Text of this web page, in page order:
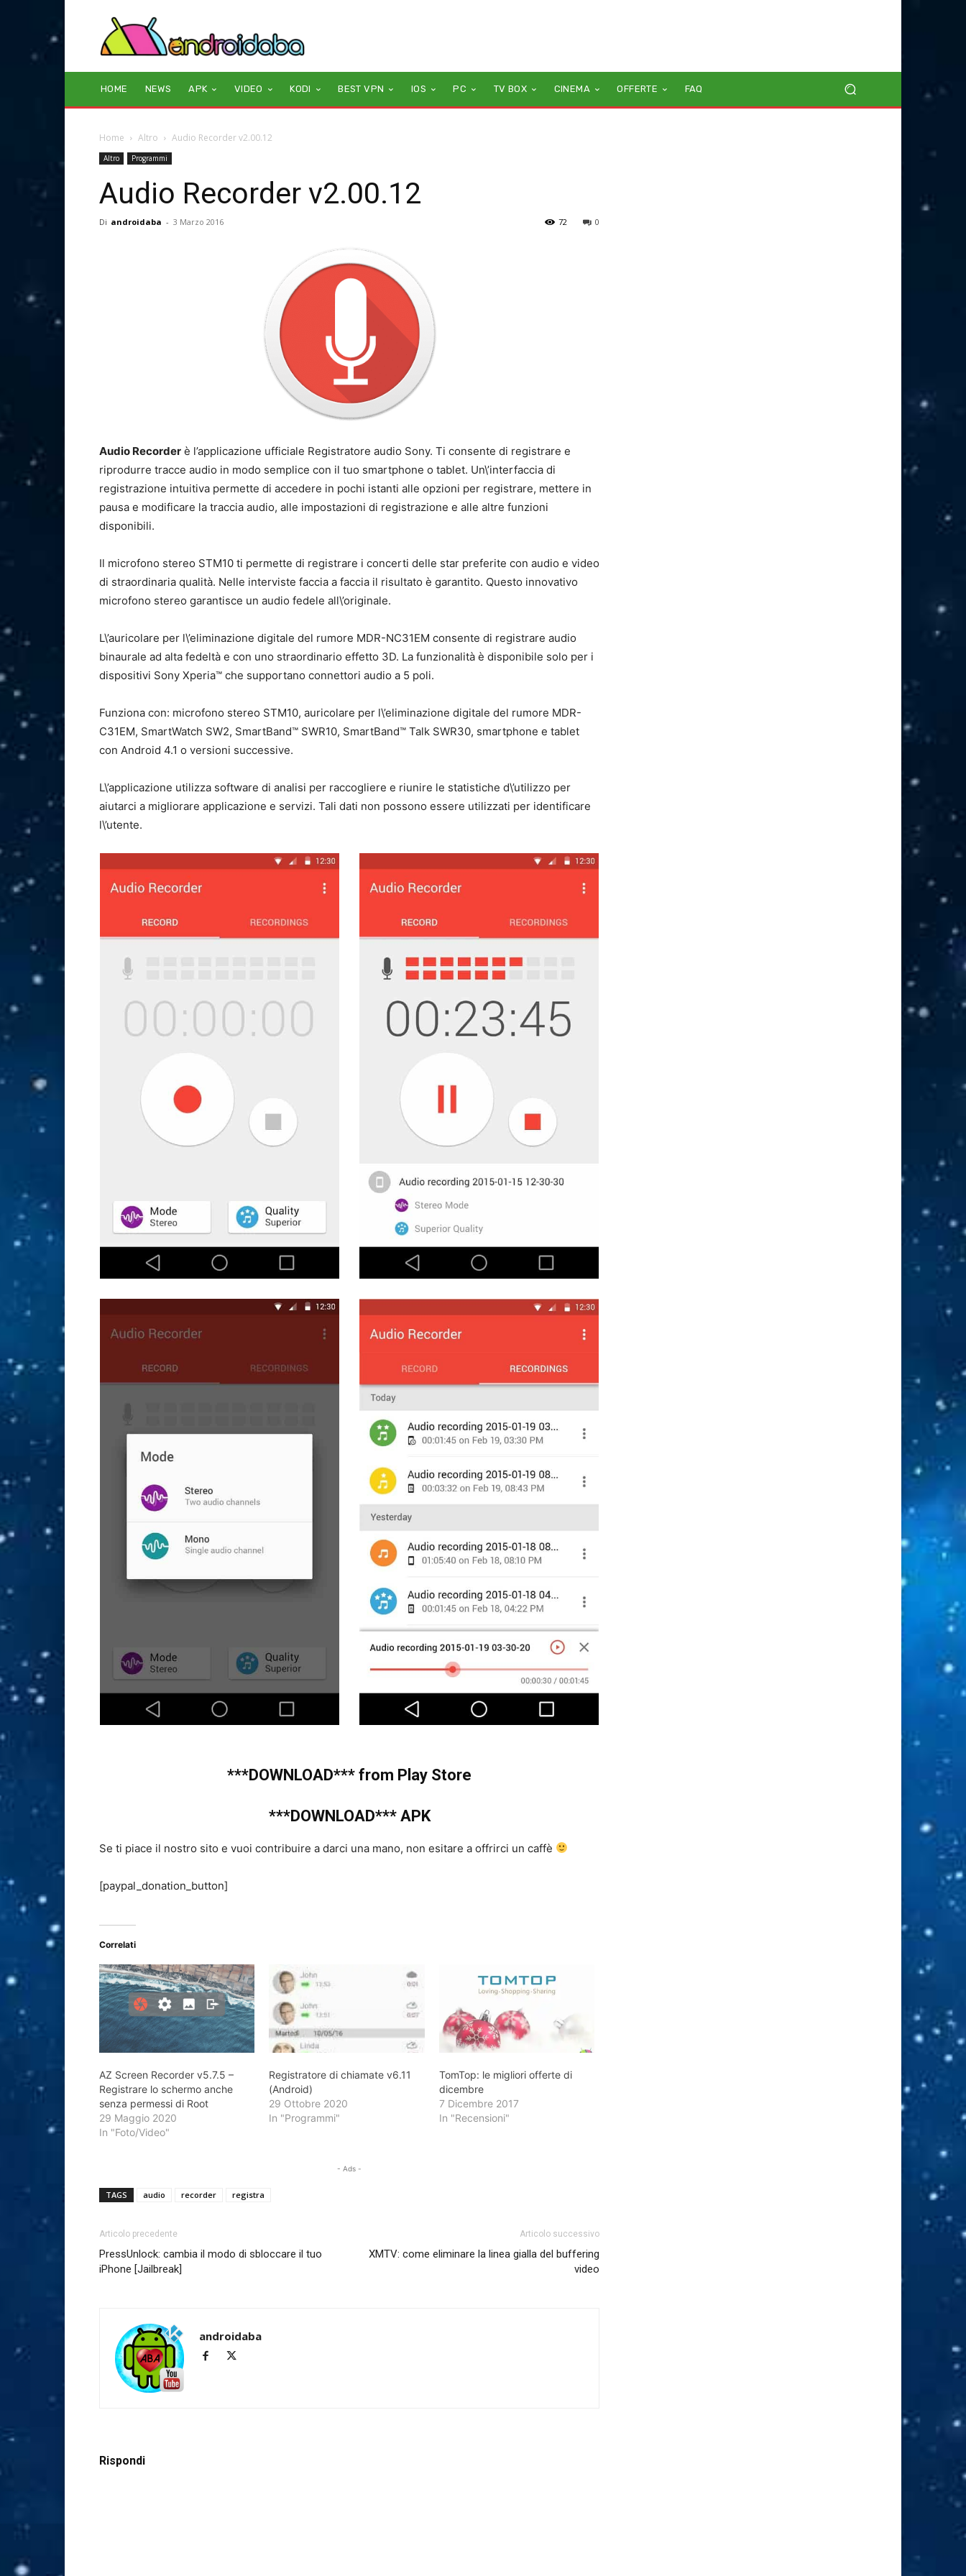
HOME NEWS APK VIDEO KODI BEST VPN IOS PC TV BOX CINEMA OFFERTE FAQ
Home Altro Audio Recorder v2.00.12
Altro Programmi
Audio Recorder v2.00.12
Di androidaba - 3 Marzo 2016 0
72
Audio Recorder è l’applicazione ufficiale Registratore audio Sony. Ti consente di registrare e
riprodurre tracce audio in modo semplice con il tuo smartphone o tablet. Un\’interfaccia di
registrazione intuitiva permette di accedere in pochi istanti alle opzioni per registrare, mettere in
pausa e modificare la traccia audio, alle impostazioni di registrazione e alle altre funzioni
disponibili.
Il microfono stereo STM10 ti permette di registrare i concerti delle star preferite con audio e video
di straordinaria qualità. Nelle interviste faccia a faccia il risultato è garantito. Questo innovativo
microfono stereo garantisce un audio fedele all\’originale.
L\’auricolare per l\’eliminazione digitale del rumore MDR-NC31EM consente di registrare audio
binaurale ad alta fedeltà e con uno straordinario effetto 3D. La funzionalità è disponibile solo per i
dispositivi Sony Xperia™ che supportano connettori audio a 5 poli.
Funziona con: microfono stereo STM10, auricolare per l\’eliminazione digitale del rumore MDR-
C31EM, SmartWatch SW2, SmartBand™ SWR10, SmartBand™ Talk SWR30, smartphone e tablet
con Android 4.1 o versioni successive.
L\’applicazione utilizza software di analisi per raccogliere e riunire le statistiche d\’utilizzo per
aiutarci a migliorare applicazione e servizi. Tali dati non possono essere utilizzati per identificare
l\’utente.
***DOWNLOAD*** from Play Store
***DOWNLOAD*** APK
Se ti piace il nostro sito e vuoi contribuire a darci una mano, non esitare a offrirci un caffè
[paypal_donation_button]
Correlati
AZ Screen Recorder v5.7.5 –
Registrare lo schermo anche
senza permessi di Root
29 Maggio 2020
In "Foto/Video"
Registratore di chiamate v6.11
(Android)
29 Ottobre 2020
In "Programmi"
TomTop: le migliori offerte di
dicembre
7 Dicembre 2017
In "Recensioni"
- Ads -
TAGS audio recorder registra
Articolo precedente
PressUnlock: cambia il modo di sbloccare il tuo
iPhone [Jailbreak]
Articolo successivo
XMTV: come eliminare la linea gialla del buffering
video
androidaba
Rispondi